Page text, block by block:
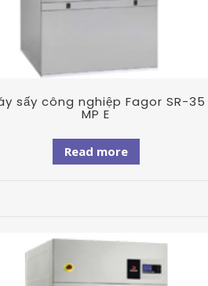
sấy công nghiệp Fagor SR-35
MP E
Read more